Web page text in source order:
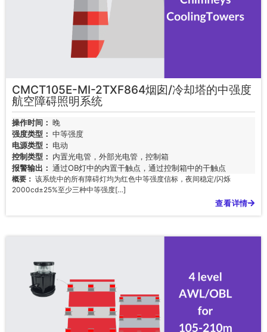
CMCT105E-MI-2TXF864烟囱/冷却塔的中强度
航空障碍照明系统
操作时间： 晚
强度类型： 中等强度
电源类型： 电动
控制类型： 内置光电管，外部光电管，控制箱
报警输出： 通过OB灯中的内置干触点，通过控制箱中的干触点
概要： 该系统中的所有障碍灯均为红色中等强度信标，夜间稳定/闪烁
2000cd±25%至少三种中等强度[…]
查看详情